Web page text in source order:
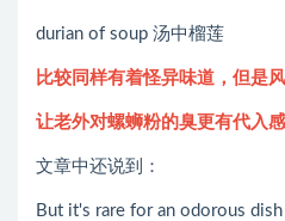
durian of soup 汤中榴莲
比较同样有着怪异味道，但是
让老外对螺蛳粉的臭更有代入感
文章中还说到：
But it's rare for an odorous